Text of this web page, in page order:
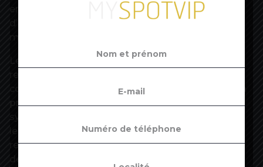
d’argent.https://flo.uri.sh/visualisation/12544760/e
Les autres Itaf s’appliquent, selon le cas, aux
consommation, ou à d’autres revenus. Ainsi, si l’on
prend en compte l’ensemble des recettes du
les revenus d’activité fournissent 89,8 % des
recettes – 10 points de plus qu’en tenant compte